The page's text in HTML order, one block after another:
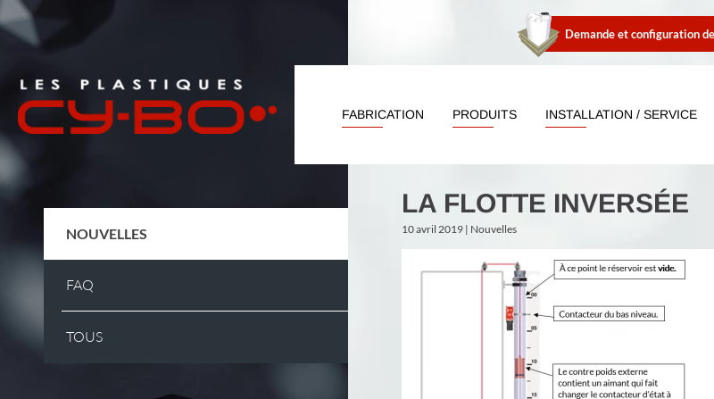
Panneau de gestion des cookies
Demande et configuration
FABRICATION PRODUITS INSTALLATION / SERVICE
NOUVELLES
FAQ
TOUS
LA FLOTTE INVERSÉE
10 avril 2019 | Nouvelles